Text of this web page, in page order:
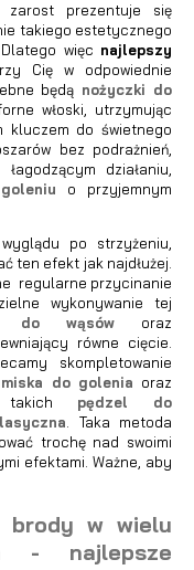
zarost prezentuje się
takiego estetycznego
więc najlepszy
Cię w odpowiednie
będą nożyczki do
włoski, utrzymując
kluczem do świetnego
bez podrażnień,
łagodzącym działaniu,
o przyjemnym
po strzyżeniu,
ten efekt jak najdłużej.
regularne przycinanie
wykonywanie tej
do wąsów
oraz
równe cięcie.
skompletowanie
miska do golenia oraz
takich pędzel do
. Taka metoda
trochę nad swoimi
efektami. Ważne, aby
brody w wielu
- najlepsze